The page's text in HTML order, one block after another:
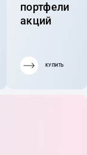
портфели
акций
КУПИТЬ